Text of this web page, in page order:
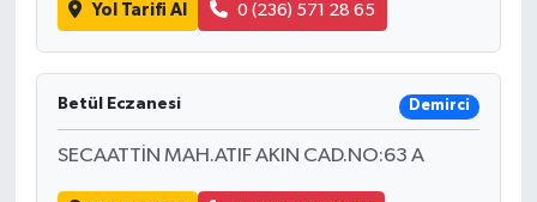
Yol Tarifi Al 0 (236) 571 28 65
Betül Eczanesi Demirci
SECAATTİN MAH.ATIF AKIN CAD.NO:63 A